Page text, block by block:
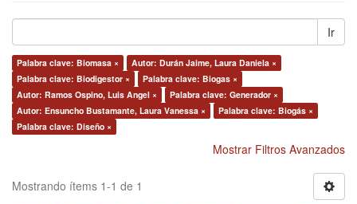
Ir
Palabra clave: Biomasa ×
Autor: Durán Jaime, Laura Daniela ×
Palabra clave: Biodigestor ×
Palabra clave: Biogas ×
Autor: Ramos Ospino, Luis Angel ×
Palabra clave: Generador ×
Autor: Ensuncho Bustamante, Laura Vanessa ×
Palabra clave: Biogás ×
Palabra clave: Diseño ×
Mostrar Filtros Avanzados
Mostrando ítems 1-1 de 1